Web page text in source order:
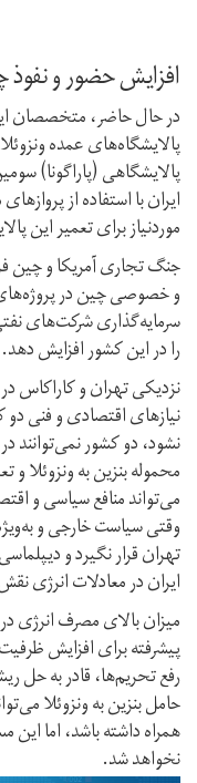
افزایش حضور و
در حال حاضر، متخصصان
پالایشگاه‌های عمده
پالایشگاهی (پاراگونا)
ایران با استفاده از
مورد‌نیاز برای تعمیر این
جنگ تجاری آمریکا و
و خصوصی چین در
سرمایه‌گذاری شرکت‌های
را در این کشور افزایش دهد.
نزدیکی تهران و کاراکاس
نیازهای اقتصادی و فنی دو
نشود، دو کشور نمی‌توانند
محموله بنزین به ونزوئلا
می‌تواند منافع سیاسی و
وقتی سیاست خارجی و
تهران قرار نگیرد و
ایران در معادلات انرژی
میزان بالای مصرف انرژی
پیشرفته برای افزایش
رفع تحریم‌ها، قادر به حل
حامل بنزین به ونزوئلا
همراه داشته باشد، اما
نخواهد شد.